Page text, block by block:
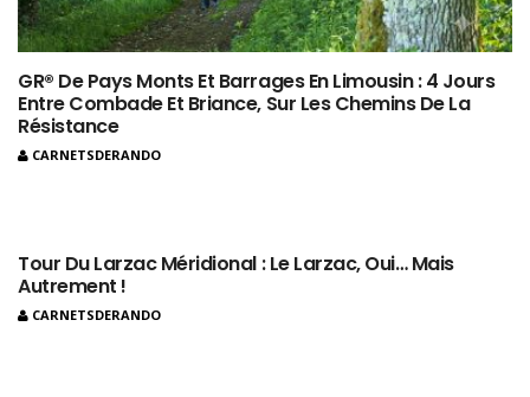
GR® De Pays Monts Et Barrages En Limousin : 4 Jours
Entre Combade Et Briance, Sur Les Chemins De La
Résistance
CARNETSDERANDO
Tour Du Larzac Méridional : Le Larzac, Oui… Mais
Autrement !
CARNETSDERANDO